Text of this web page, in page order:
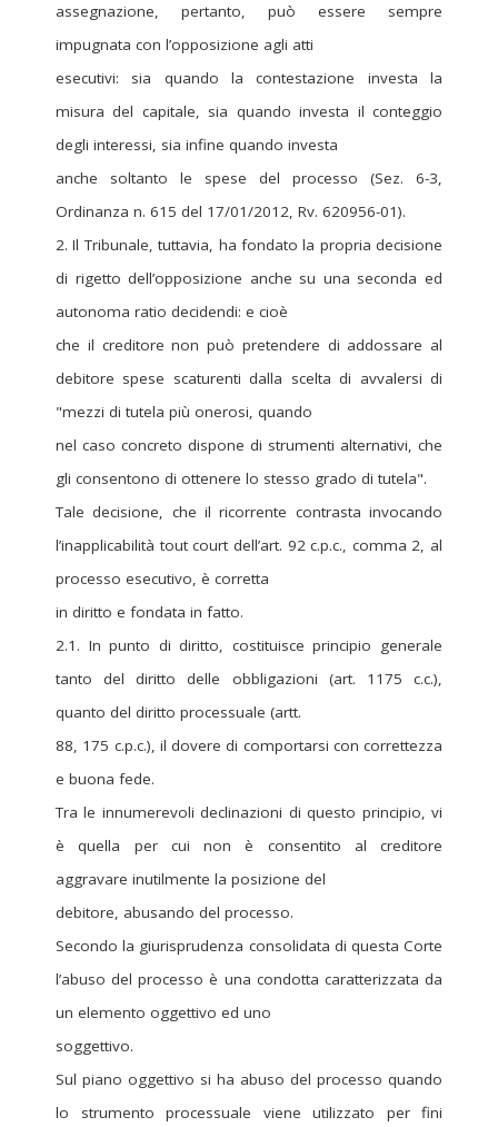
assegnazione, pertanto, può essere sempre
impugnata con l’opposizione agli atti
esecutivi: sia quando la contestazione investa la
misura del capitale, sia quando investa il conteggio
degli interessi, sia infine quando investa
anche soltanto le spese del processo (Sez. 6-3,
Ordinanza n. 615 del 17/01/2012, Rv. 620956-01).
2. Il Tribunale, tuttavia, ha fondato la propria decisione
di rigetto dell’opposizione anche su una seconda ed
autonoma ratio decidendi: e cioè
che il creditore non può pretendere di addossare al
debitore spese scaturenti dalla scelta di avvalersi di
"mezzi di tutela più onerosi, quando
nel caso concreto dispone di strumenti alternativi, che
gli consentono di ottenere lo stesso grado di tutela".
Tale decisione, che il ricorrente contrasta invocando
l’inapplicabilità tout court dell’art. 92 c.p.c., comma 2, al
processo esecutivo, è corretta
in diritto e fondata in fatto.
2.1. In punto di diritto, costituisce principio generale
tanto del diritto delle obbligazioni (art. 1175 c.c.),
quanto del diritto processuale (artt.
88, 175 c.p.c.), il dovere di comportarsi con correttezza
e buona fede.
Tra le innumerevoli declinazioni di questo principio, vi
è quella per cui non è consentito al creditore
aggravare inutilmente la posizione del
debitore, abusando del processo.
Secondo la giurisprudenza consolidata di questa Corte
l’abuso del processo è una condotta caratterizzata da
un elemento oggettivo ed uno
soggettivo.
Sul piano oggettivo si ha abuso del processo quando
lo strumento processuale viene utilizzato per fini